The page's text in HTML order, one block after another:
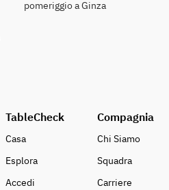
pomeriggio a Ginza
TableCheck
Casa
Esplora
Accedi
Compagnia
Chi Siamo
Squadra
Carriere